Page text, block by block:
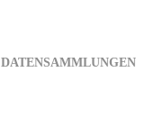
DATENSAMMLUNGEN